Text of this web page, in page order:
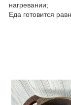
нагревании;
Еда готовится